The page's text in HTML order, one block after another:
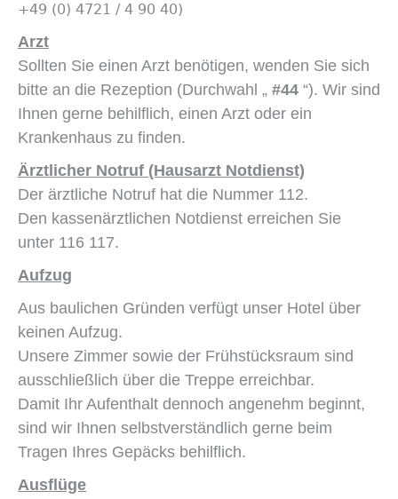
+49 (0) 4721 / 4 90 40)
Arzt
Sollten Sie einen Arzt benötigen, wenden Sie sich
bitte an die Rezeption (Durchwahl „ #44 “). Wir sind
Ihnen gerne behilflich, einen Arzt oder ein
Krankenhaus zu finden.
Ärztlicher Notruf (Hausarzt Notdienst)
Der ärztliche Notruf hat die Nummer 112.
Den kassenärztlichen Notdienst erreichen Sie
unter 116 117.
Aufzug
Aus baulichen Gründen verfügt unser Hotel über
keinen Aufzug.
Unsere Zimmer sowie der Frühstücksraum sind
ausschließlich über die Treppe erreichbar.
Damit Ihr Aufenthalt dennoch angenehm beginnt,
sind wir Ihnen selbstverständlich gerne beim
Tragen Ihres Gepäcks behilflich.
Ausflüge